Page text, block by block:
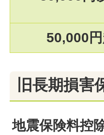
50,000
旧長期損害
地震保険料控